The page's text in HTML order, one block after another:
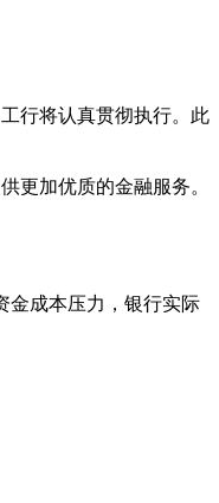
行将认真贯彻执行。此
更加优质的金融服务。
金成本压力，银行实际